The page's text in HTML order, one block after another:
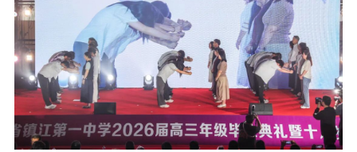
紫金人才 职称评审
数据资源
公共服务
新时代公民素养
提升资源库
新闻出版
政务服务
作品著作权
登记服务